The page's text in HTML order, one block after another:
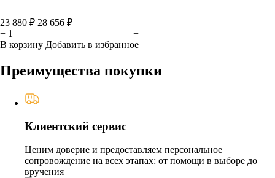
23 880 ₽ 28 656 ₽
−
+
В корзину Добавить в избранное
Преимущества покупки
Клиентский сервис
Ценим доверие и предоставляем персональное
сопровождение на всех этапах: от помощи в выборе до
вручения